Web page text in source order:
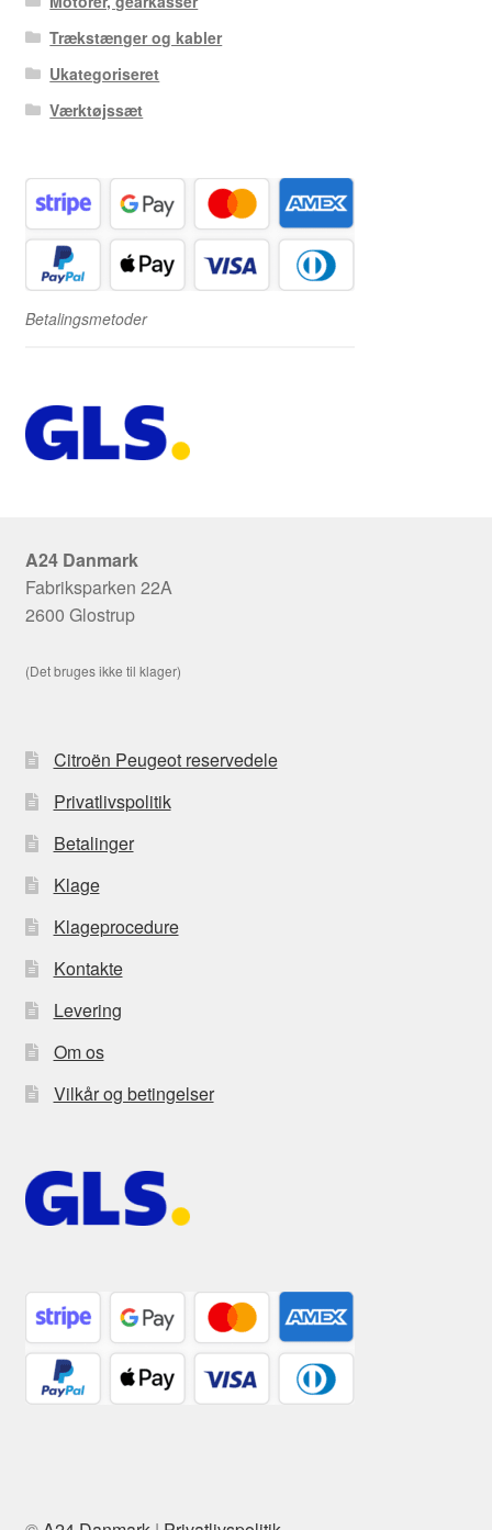
Trækstænger og kabler
Ukategoriseret
Værktøjssæt
Betalingsmetoder
A24 Danmark
Fabriksparken 22A
2600 Glostrup
(Det bruges ikke til klager)
Citroën Peugeot reservedele
Privatlivspolitik
Betalinger
Klage
Klageprocedure
Kontakte
Levering
Om os
Vilkår og betingelser